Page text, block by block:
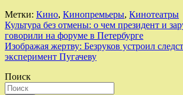
Метки: Кино, Кинопремьеры, Кинотеатры
Навигация
по
записям
Культура без отмены: о чем президент и
говорили на форуме в Петербурге
Изображая жертву: Безруков устроил
эксперимент Пугачеву
Поиск